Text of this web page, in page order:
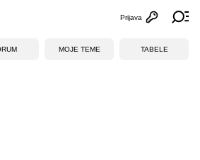
Otvori
Prijava
MOJE TEME TABELE